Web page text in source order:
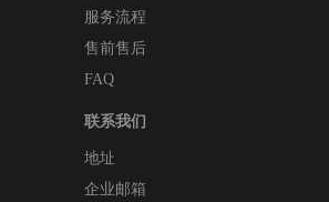
服务流程
售前售后
FAQ
联系我们
地址
企业邮箱